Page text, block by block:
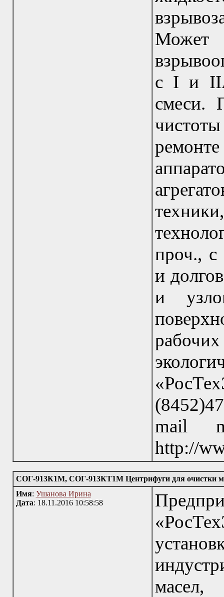
с I и IIА
смеси.
проч.,
и
и
mail
http://
СОГ-913К1М, СОГ-913КТ1М Центрифуги для очистки
Имя: Ушанова Ирина
Дата: 18.11.2016 10:58:58